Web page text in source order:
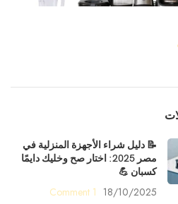
📝 دليل شراء الأجهزة المنزلية في
مصر 2025: اختار صح وخليك دايمًا
كسبان 💪
18/10/2025
1 Comment